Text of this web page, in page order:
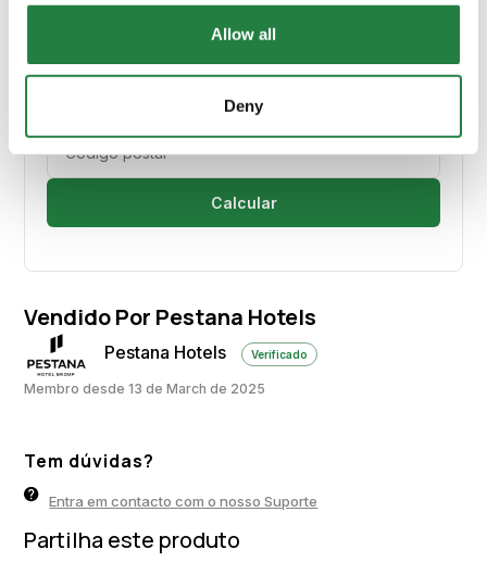
Allow all
Deny
Envio e Entrega
Calcular custos de envio:
Calcular
Vendido Por Pestana Hotels
Pestana Hotels Verificado
Membro desde 13 de March de 2025
Tem dúvidas?
Entra em contacto com o nosso Suporte
Partilha este produto